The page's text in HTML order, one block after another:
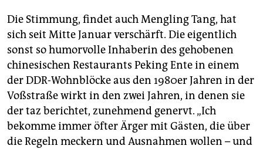
Die Stimmung, findet auch Mengling Tang, hat
sich seit Mitte Januar verschärft. Die eigentlich
sonst so humorvolle Inhaberin des gehobenen
chinesischen Restaurants Peking Ente in einem
der DDR-Wohnblöcke aus den 1980er Jahren in der
Voßstraße wirkt in den zwei Jahren, in denen sie
der taz berichtet, zunehmend genervt. „Ich
bekomme immer öfter Ärger mit Gästen, die über
die Regeln meckern und Ausnahmen wollen – und